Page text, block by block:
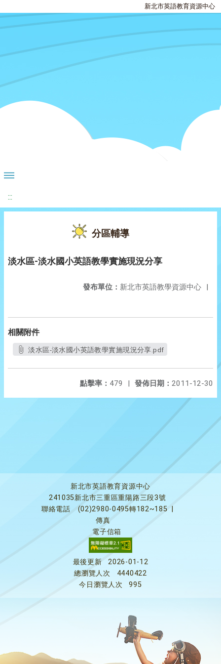
新北市英語教育資源中心
:::
分區輔導
淡水區-淡水國小英語教學實施現況分享
發布單位： 新北市英語教學資源中心 |
相關附件
淡水區-淡水國小英語教學實施現況分享.pdf
發佈日期： 2011-12-30
點擊率： 479 |
新北市英語教育資源中心
241035新北市三重區重陽路三段3號
聯絡電話
(02)2980-0495轉182~185
傳真
電子信箱
最後更新
2026-01-12
總瀏覽人次
4440422
今日瀏覽人次
995